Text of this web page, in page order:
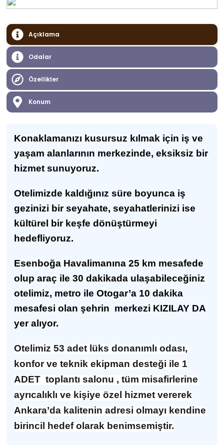
Açıklama
Odalar
Özellikler
Konum
Konaklamanızı kusursuz kılmak için iş ve
yaşam alanlarının merkezinde, eksiksiz bir
hizmet sunuyoruz.
Otelimizde kaldığınız süre boyunca iş
gezinizi bir seyahate, seyahatlerinizi ise
kültürel bir keşfe dönüştürmeyi
hedefliyoruz.
Esenboğa Havalimanına 25 km mesafede
olup araç ile 30 dakikada ulaşabileceğiniz
otelimiz, metro ile Otogar’a 10 dakika
mesafesi olan şehrin merkezi KIZILAY DA
yer alıyor.
Otelimiz 53 adet lüks donanımlı odası,
konfor ve teknik ekipman desteği ile 1
ADET toplantı salonu , tüm misafirlerine
ayrıcalıklı ve kişiye özel hizmet vererek
Ankara’da kalitenin adresi olmayı kendine
birincil hedef olarak benimsemiştir.